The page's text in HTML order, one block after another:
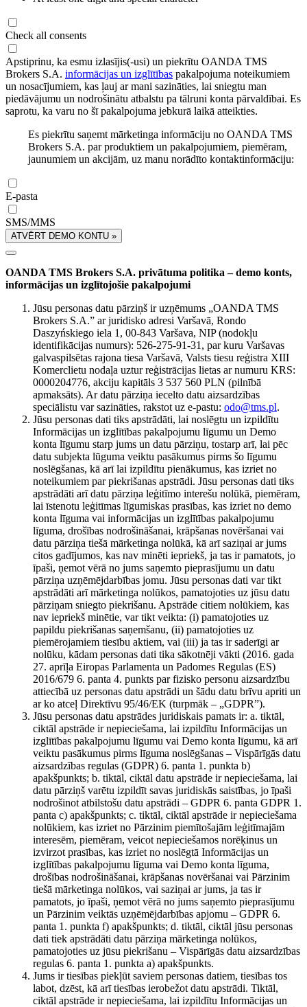
Check all consents
Apstiprinu, ka esmu izlasījis(-usi) un piekrītu OANDA TMS
Brokers S.A. informācijas un izglītības pakalpojuma noteikumiem
un nosacījumiem, kas ļauj ar mani sazināties, lai sniegtu man
piedāvājumu un nodrošinātu atbalstu pa tālruni konta pārvaldībai. Es
saprotu, ka varu no šī pakalpojuma jebkurā laikā atteikties.
Es piekrītu saņemt mārketinga informāciju no OANDA TMS
Brokers S.A. par produktiem un pakalpojumiem, piemēram,
jaunumiem un akcijām, uz manu norādīto kontaktinformāciju:
E-pasta
SMS/MMS
ATVĒRT DEMO KONTU »
OANDA TMS Brokers S.A. privātuma politika – demo konts,
informācijas un izglītojošie pakalpojumi
Jūsu personas datu pārziņš ir uzņēmums „OANDA TMS
Brokers S.A.” ar juridisko adresi Varšavā, Rondo
Daszyńskiego iela 1, 00-843 Varšava, NIP (nodokļu
identifikācijas numurs): 526-275-91-31, par kuru Varšavas
galvaspilsētas rajona tiesa Varšavā, Valsts tiesu reģistra XIII
Komerclietu nodaļa uztur reģistrācijas lietas ar numuru KRS:
0000204776, akciju kapitāls 3 537 560 PLN (pilnībā
apmaksāts). Ar datu pārziņa iecelto datu aizsardzības
speciālistu var sazināties, rakstot uz e-pastu: odo@tms.pl.
Jūsu personas dati tiks apstrādāti, lai noslēgtu un izpildītu
Informācijas un izglītības pakalpojumu līgumu un Demo
konta līgumu starp jums un datu pārziņu, tostarp arī, lai pēc
datu subjekta lūguma veiktu pasākumus pirms šo līgumu
noslēgšanas, kā arī lai izpildītu pienākumus, kas izriet no
noteikumiem par piekrišanas apstrādi. Jūsu personas dati tiks
apstrādāti arī datu pārziņa leģitīmo interešu nolūkā, piemēram,
lai īstenotu leģitīmas līgumiskas prasības, kas izriet no demo
konta līguma vai informācijas un izglītības pakalpojumu
līguma, drošības nodrošināšanai, krāpšanas novēršanai vai
datu pārziņa tiešā mārketinga nolūkā, kā arī saziņai ar jums
citos gadījumos, kas nav minēti iepriekš, ja tas ir pamatots, jo
īpaši, ņemot vērā no jums saņemto pieprasījumu un datu
pārziņa uzņēmējdarbības jomu. Jūsu personas dati var tikt
apstrādāti arī mārketinga nolūkos, pamatojoties uz jūsu datu
pārziņam sniegto piekrišanu. Apstrāde citiem nolūkiem, kas
nav iepriekš minētie, var tikt veikta: (i) pamatojoties uz
papildu piekrišanas saņemšanu, (ii) pamatojoties uz
piemērojamiem tiesību aktiem, vai (iii) ja tas ir saderīgi ar
nolūku, kādam personas dati tika sākotnēji vākti (2016. gada
27. aprīļa Eiropas Parlamenta un Padomes Regulas (ES)
2016/679 6. panta 4. punkts par fizisko personu aizsardzību
attiecībā uz personas datu apstrādi un šādu datu brīvu apriti un
ar ko atceļ Direktīvu 95/46/EK (turpmāk – „GDPR”).
Jūsu personas datu apstrādes juridiskais pamats ir: a. tiktāl,
ciktāl apstrāde ir nepieciešama, lai izpildītu Informācijas un
izglītības pakalpojumu līgumu vai Demo konta līgumu, kā arī
veiktu pasākumus pirms līguma noslēgšanas – Vispārīgās datu
aizsardzības regulas (GDPR) 6. panta 1. punkta b)
apakšpunkts; b. tiktāl, ciktāl datu apstrāde ir nepieciešama, lai
datu pārziņš varētu izpildīt savas juridiskās saistības, jo īpaši
nodrošinot atbilstošu datu apstrādi – GDPR 6. panta GDPR 1.
panta c) apakšpunkts; c. tiktāl, ciktāl apstrāde ir nepieciešama
nolūkiem, kas izriet no Pārzinim piemītošajām leģitīmajām
interesēm, piemēram, veicot nepieciešamos norēķinus un
izvirzot prasības, kas izriet no noslēgtā Informācijas un
izglītības pakalpojumu līguma vai Demo konta līguma,
drošības nodrošināšanai, krāpšanas novēršanai vai Pārzinim
tiešā mārketinga nolūkos, vai saziņai ar jums, ja tas ir
pamatots, jo īpaši, ņemot vērā no jums saņemto pieprasījumu
un Pārzinim veiktās uzņēmējdarbības apjomu – GDPR 6.
panta 1. punkta f) apakšpunkts; d. tiktāl, ciktāl jūsu personas
dati tiek apstrādāti datu pārziņa mārketinga nolūkos,
pamatojoties uz jūsu piekrišanu – Vispārīgās datu aizsardzības
regulas 6. panta 1. punkta a) apakšpunkts.
Jums ir tiesības piekļūt saviem personas datiem, tiesības tos
labot, dzēst, kā arī tiesības ierobežot datu apstrādi. Tiktāl,
ciktāl apstrāde ir nepieciešama, lai izpildītu Informācijas un